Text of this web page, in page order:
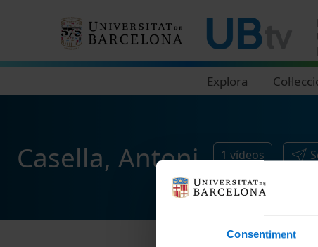
Consentiment
Explora
Casella, Antoni 1 vídeos